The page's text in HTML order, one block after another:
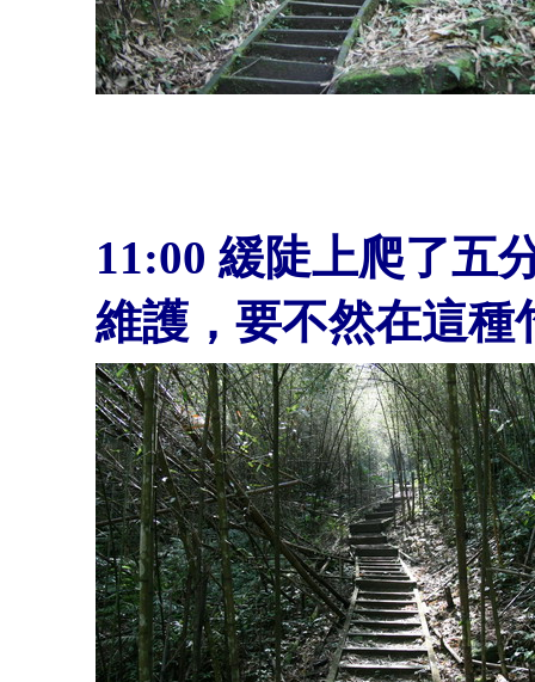
11:00 緩陡上爬了五
維護，要不然在這種